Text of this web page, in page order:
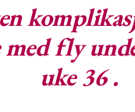
med fly
uke 36.